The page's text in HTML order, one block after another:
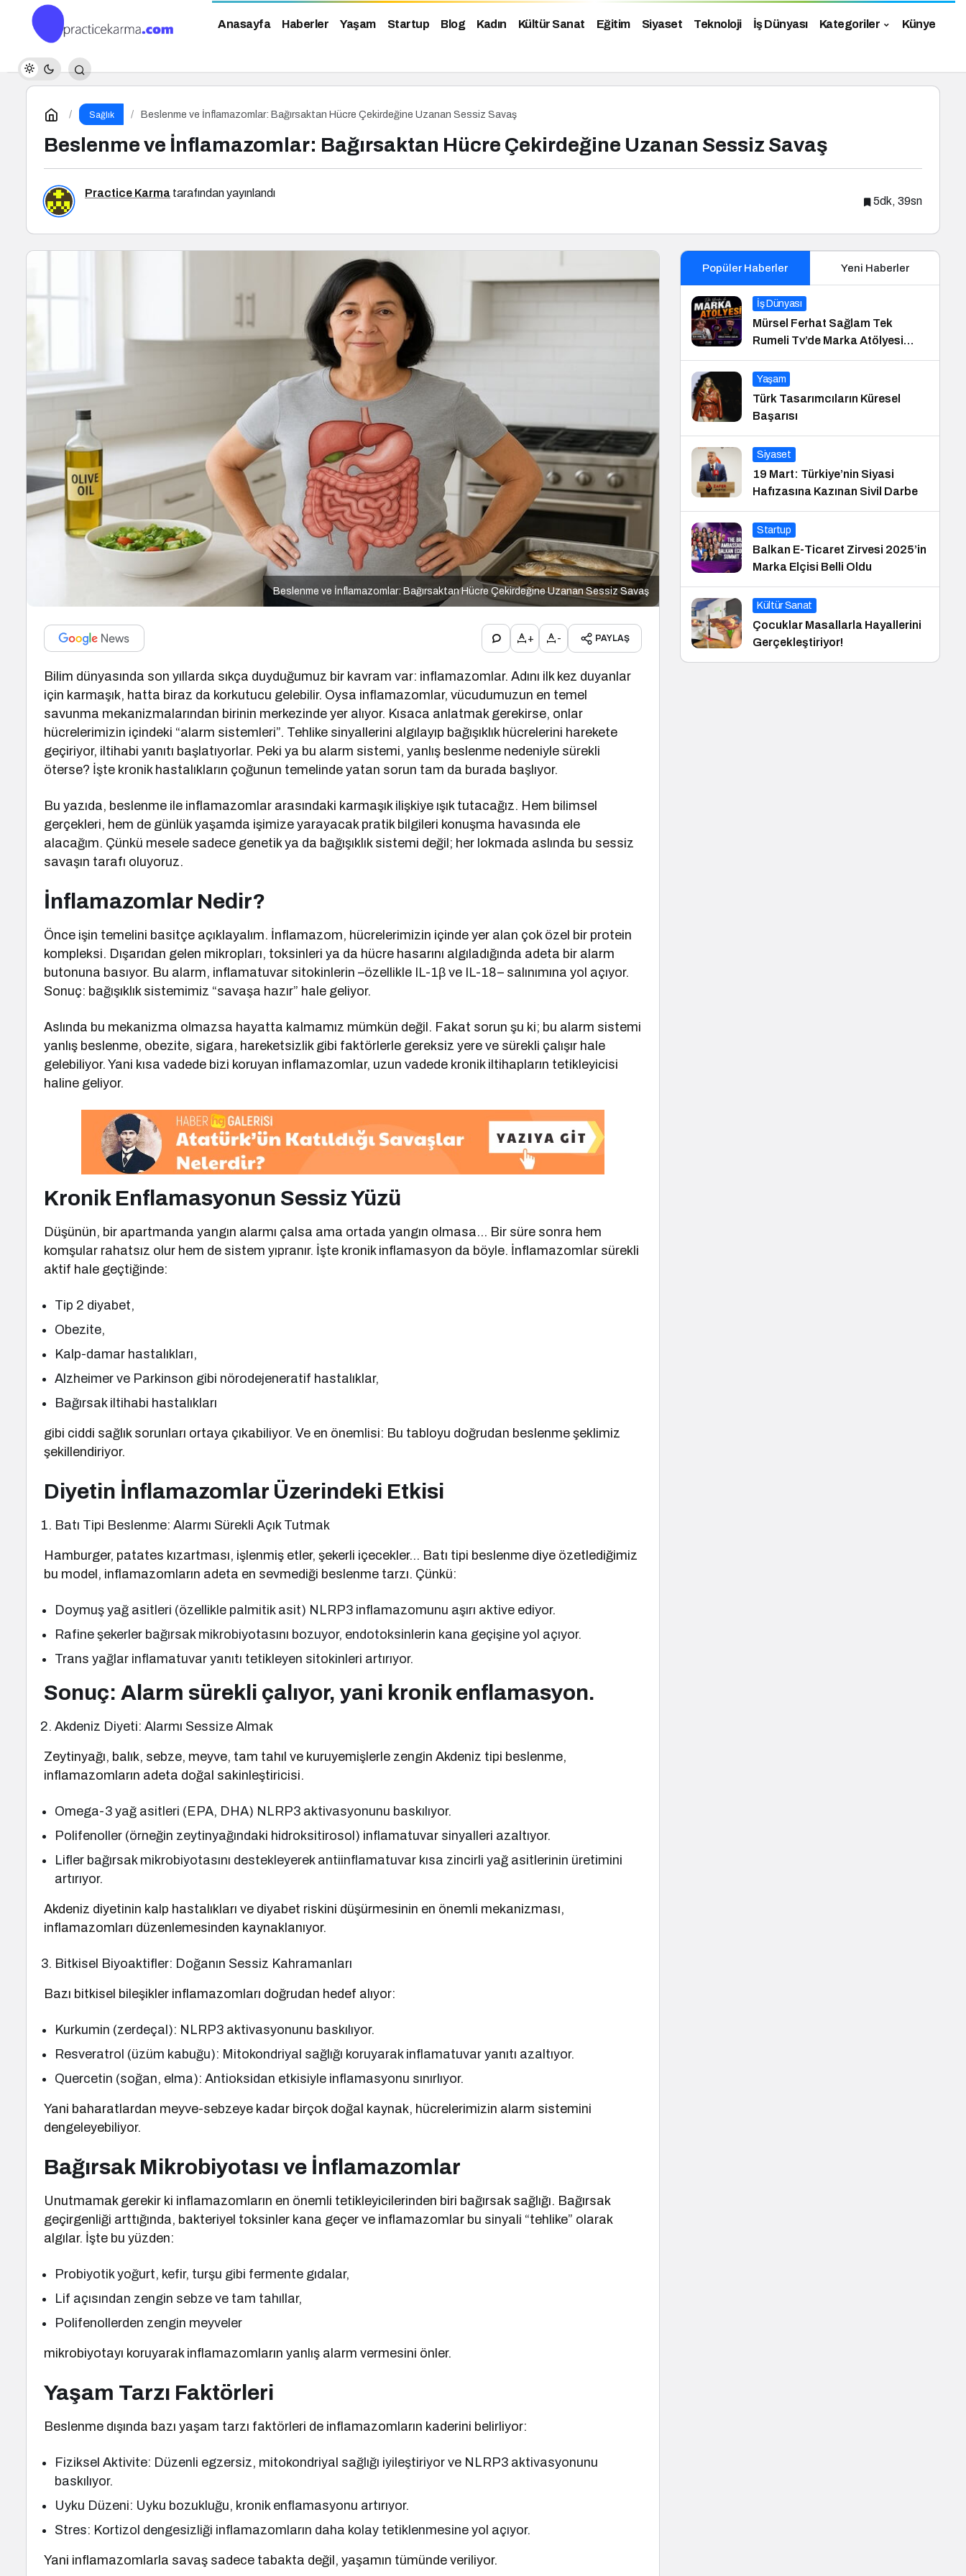
Anasayfa Haberler Yaşam Startup Blog Kadın Kültür Sanat Eğitim Siyaset Teknoloji İş Dünyası Kategoriler Künye
Sağlık Beslenme ve İnflamazomlar: Bağırsaktan Hücre Çekirdeğine Uzanan Sessiz Savaş
Beslenme ve İnflamazomlar: Bağırsaktan Hücre Çekirdeğine Uzanan Sessiz Savaş
Practice Karma tarafından yayınlandı
5dk, 39sn
Beslenme ve İnflamazomlar: Bağırsaktan Hücre Çekirdeğine Uzanan Sessiz Savaş
+ - PAYLAŞ
Bilim dünyasında son yıllarda sıkça duyduğumuz bir kavram var: inflamazomlar. Adını ilk kez duyanlar
için karmaşık, hatta biraz da korkutucu gelebilir. Oysa inflamazomlar, vücudumuzun en temel
savunma mekanizmalarından birinin merkezinde yer alıyor. Kısaca anlatmak gerekirse, onlar
hücrelerimizin içindeki “alarm sistemleri”. Tehlike sinyallerini algılayıp bağışıklık hücrelerini harekete
geçiriyor, iltihabi yanıtı başlatıyorlar. Peki ya bu alarm sistemi, yanlış beslenme nedeniyle sürekli
öterse? İşte kronik hastalıkların çoğunun temelinde yatan sorun tam da burada başlıyor.
Bu yazıda, beslenme ile inflamazomlar arasındaki karmaşık ilişkiye ışık tutacağız. Hem bilimsel
gerçekleri, hem de günlük yaşamda işimize yarayacak pratik bilgileri konuşma havasında ele
alacağım. Çünkü mesele sadece genetik ya da bağışıklık sistemi değil; her lokmada aslında bu sessiz
savaşın tarafı oluyoruz.
İnflamazomlar Nedir?
Önce işin temelini basitçe açıklayalım. İnflamazom, hücrelerimizin içinde yer alan çok özel bir protein
kompleksi. Dışarıdan gelen mikropları, toksinleri ya da hücre hasarını algıladığında adeta bir alarm
butonuna basıyor. Bu alarm, inflamatuvar sitokinlerin –özellikle IL-1β ve IL-18– salınımına yol açıyor.
Sonuç: bağışıklık sistemimiz “savaşa hazır” hale geliyor.
Aslında bu mekanizma olmazsa hayatta kalmamız mümkün değil. Fakat sorun şu ki; bu alarm sistemi
yanlış beslenme, obezite, sigara, hareketsizlik gibi faktörlerle gereksiz yere ve sürekli çalışır hale
gelebiliyor. Yani kısa vadede bizi koruyan inflamazomlar, uzun vadede kronik iltihapların tetikleyicisi
haline geliyor.
Kronik Enflamasyonun Sessiz Yüzü
Düşünün, bir apartmanda yangın alarmı çalsa ama ortada yangın olmasa… Bir süre sonra hem
komşular rahatsız olur hem de sistem yıpranır. İşte kronik inflamasyon da böyle. İnflamazomlar sürekli
aktif hale geçtiğinde:
Tip 2 diyabet,
Obezite,
Kalp-damar hastalıkları,
Alzheimer ve Parkinson gibi nörodejeneratif hastalıklar,
Bağırsak iltihabi hastalıkları
gibi ciddi sağlık sorunları ortaya çıkabiliyor. Ve en önemlisi: Bu tabloyu doğrudan beslenme şeklimiz
şekillendiriyor.
Diyetin İnflamazomlar Üzerindeki Etkisi
Batı Tipi Beslenme: Alarmı Sürekli Açık Tutmak
Hamburger, patates kızartması, işlenmiş etler, şekerli içecekler… Batı tipi beslenme diye özetlediğimiz
bu model, inflamazomların adeta en sevmediği beslenme tarzı. Çünkü:
Doymuş yağ asitleri (özellikle palmitik asit) NLRP3 inflamazomunu aşırı aktive ediyor.
Rafine şekerler bağırsak mikrobiyotasını bozuyor, endotoksinlerin kana geçişine yol açıyor.
Trans yağlar inflamatuvar yanıtı tetikleyen sitokinleri artırıyor.
Sonuç: Alarm sürekli çalıyor, yani kronik enflamasyon.
Akdeniz Diyeti: Alarmı Sessize Almak
Zeytinyağı, balık, sebze, meyve, tam tahıl ve kuruyemişlerle zengin Akdeniz tipi beslenme,
inflamazomların adeta doğal sakinleştiricisi.
Omega-3 yağ asitleri (EPA, DHA) NLRP3 aktivasyonunu baskılıyor.
Polifenoller (örneğin zeytinyağındaki hidroksitirosol) inflamatuvar sinyalleri azaltıyor.
Lifler bağırsak mikrobiyotasını destekleyerek antiinflamatuvar kısa zincirli yağ asitlerinin üretimini
artırıyor.
Akdeniz diyetinin kalp hastalıkları ve diyabet riskini düşürmesinin en önemli mekanizması,
inflamazomları düzenlemesinden kaynaklanıyor.
Bitkisel Biyoaktifler: Doğanın Sessiz Kahramanları
Bazı bitkisel bileşikler inflamazomları doğrudan hedef alıyor:
Kurkumin (zerdeçal): NLRP3 aktivasyonunu baskılıyor.
Resveratrol (üzüm kabuğu): Mitokondriyal sağlığı koruyarak inflamatuvar yanıtı azaltıyor.
Quercetin (soğan, elma): Antioksidan etkisiyle inflamasyonu sınırlıyor.
Yani baharatlardan meyve-sebzeye kadar birçok doğal kaynak, hücrelerimizin alarm sistemini
dengeleyebiliyor.
Bağırsak Mikrobiyotası ve İnflamazomlar
Unutmamak gerekir ki inflamazomların en önemli tetikleyicilerinden biri bağırsak sağlığı. Bağırsak
geçirgenliği arttığında, bakteriyel toksinler kana geçer ve inflamazomlar bu sinyali “tehlike” olarak
algılar. İşte bu yüzden:
Probiyotik yoğurt, kefir, turşu gibi fermente gıdalar,
Lif açısından zengin sebze ve tam tahıllar,
Polifenollerden zengin meyveler
mikrobiyotayı koruyarak inflamazomların yanlış alarm vermesini önler.
Yaşam Tarzı Faktörleri
Beslenme dışında bazı yaşam tarzı faktörleri de inflamazomların kaderini belirliyor:
Fiziksel Aktivite: Düzenli egzersiz, mitokondriyal sağlığı iyileştiriyor ve NLRP3 aktivasyonunu
baskılıyor.
Uyku Düzeni: Uyku bozukluğu, kronik enflamasyonu artırıyor.
Stres: Kortizol dengesizliği inflamazomların daha kolay tetiklenmesine yol açıyor.
Yani inflamazomlarla savaş sadece tabakta değil, yaşamın tümünde veriliyor.
Popüler Haberler Yeni Haberler
İş Dünyası
Mürsel Ferhat Sağlam Tek
Rumeli Tv’de Marka Atölyesi
Programına Konuk Oldu
Yaşam
Türk Tasarımcıların Küresel
Başarısı
Siyaset
19 Mart: Türkiye’nin Siyasi
Hafızasına Kazınan Sivil Darbe
Startup
Balkan E-Ticaret Zirvesi 2025’in
Marka Elçisi Belli Oldu
Kültür Sanat
Çocuklar Masallarla Hayallerini
Gerçekleştiriyor!